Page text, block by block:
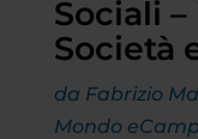
Sociali
Società
da Fabrizio
Mondo